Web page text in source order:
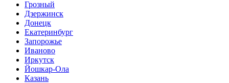
Грозный
Дзержинск
Донецк
Екатеринбург
Запорожье
Иваново
Иркутск
Йошкар-Ола
Казань